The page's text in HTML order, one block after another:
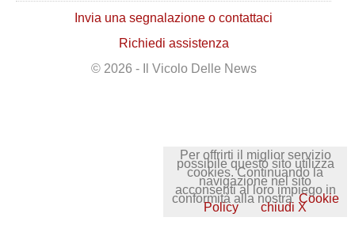
Invia una segnalazione o contattaci
Richiedi assistenza
© 2026 - Il Vicolo Delle News
Per offrirti il miglior servizio
possibile questo sito utilizza
cookies. Continuando la
navigazione nel sito
acconsenti al loro impiego in
conformità alla nostra Cookie
Policy chiudi X